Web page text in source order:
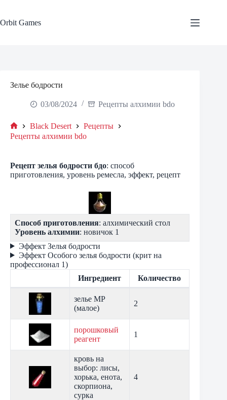
content
Orbit Games
Зелье бодрости
03/08/2024 Рецепты алхимии bdo
Home
Black Desert
Рецепты
Рецепты алхимии bdo
Рецепт зелья бодрости бдо: способ
приготовления, уровень ремесла, эффект, рецепт
Способ приготовления: алхимический стол
Уровень алхимии: новичок 1
Эффект Зелья бодрости
Эффект Особого зелья бодрости (крит на
профессионал 1)
Ингредиент
Количество
зелье MP
(малое)
2
порошковый
реагент
1
кровь на
выбор: лисы,
хорька, енота,
скорпиона,
сурка
4